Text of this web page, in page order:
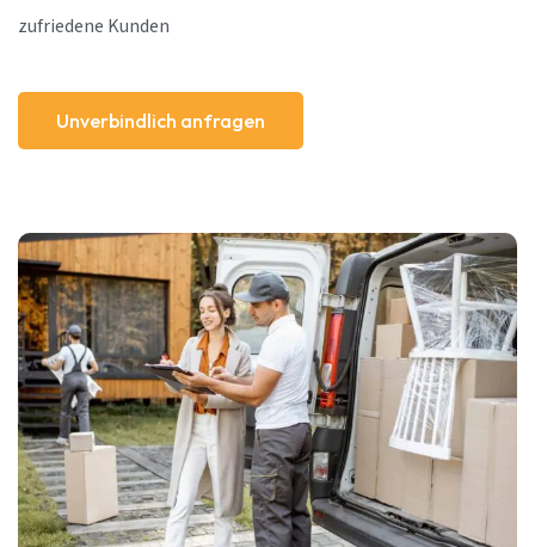
zufriedene Kunden
Unverbindlich anfragen